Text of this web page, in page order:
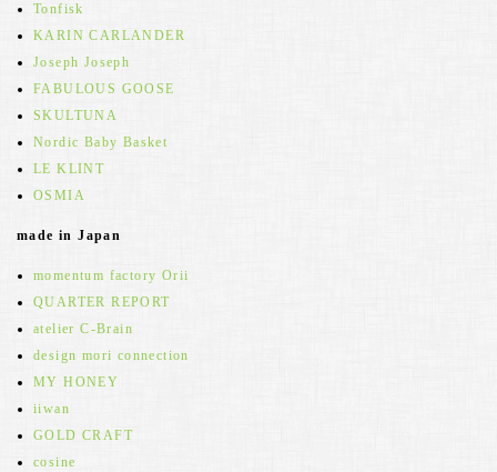
Tonfisk
KARIN CARLANDER
Joseph Joseph
FABULOUS GOOSE
SKULTUNA
Nordic Baby Basket
LE KLINT
OSMIA
made in Japan
momentum factory Orii
QUARTER REPORT
atelier C-Brain
design mori connection
MY HONEY
iiwan
GOLD CRAFT
cosine